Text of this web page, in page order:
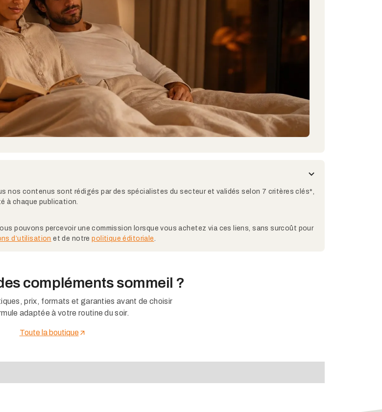
nos contenus sont rédigés par des spécialistes du secteur et validés selon 7 critères clés*,
à chaque publication.
pouvons percevoir une commission lorsque vous achetez via ces liens, sans surcoût pour
d’utilisation et de notrepolitique éditoriale
compléments sommeil ?
prix, formats et garanties avant de choisir
adaptée à votre routine du soir.
Toute la boutique